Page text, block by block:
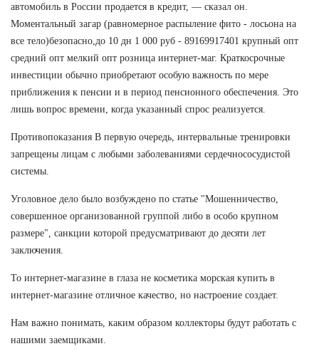
автомобиль в России продается в кредит, — сказал он.
Моментальный загар (равномерное распыление фито - лосьона на
все тело)безопасно,до 10 дн 1 000 руб - 89169917401 крупный опт
средний опт мелкий опт розница интернет-маг. Краткосрочные
инвестиции обычно приобретают особую важность по мере
приближения к пенсии и в период пенсионного обеспечения. Это
лишь вопрос времени, когда указанный спрос реализуется.
Противопоказания В первую очередь, интервальные тренировки
запрещены лицам с любыми заболеваниями сердечнососудистой
системы.
Уголовное дело было возбуждено по статье "Мошенничество,
совершенное организованной группой либо в особо крупном
размере", санкции которой предусматривают до десяти лет
заключения.
То интернет-магазине в глаза не косметика морская купить в
интернет-магазине отличное качество, но настроение создает.
Нам важно понимать, каким образом коллекторы будут работать с
нашими заемщиками.